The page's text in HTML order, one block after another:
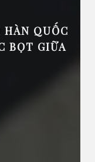
QUỐC
BỌT GIỮA